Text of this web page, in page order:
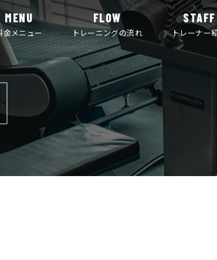
MENU
金メニュー
FLOW
トレーニングの流れ
STAFF
トレーナー